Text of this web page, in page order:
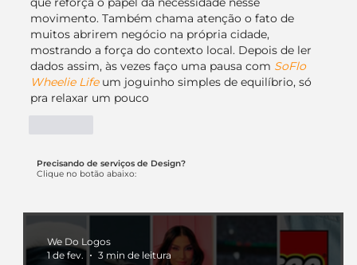
Precisando de serviços de Design?
Clique no botão abaixo:
We Do Logos
1 de fev.
3 min de leitura
movimento. Também chama atenção o fato de
muitos abrirem negócio na própria cidade,
mostrando a força do contexto local. Depois de ler
dados assim, às vezes faço uma pausa com SoFlo
Wheelie Life um joguinho simples de equilíbrio, só
pra relaxar um pouco